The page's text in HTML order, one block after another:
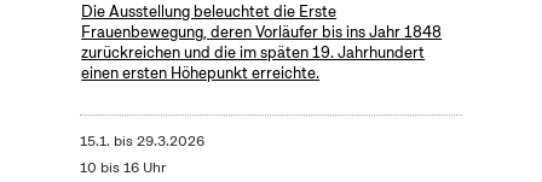
Die Ausstellung beleuchtet die Erste
Frauenbewegung, deren Vorläufer bis ins Jahr 1848
zurückreichen und die im späten 19. Jahrhundert
einen ersten Höhepunkt erreichte.
15.1. bis29.3.2026
10 bis 16 Uhr